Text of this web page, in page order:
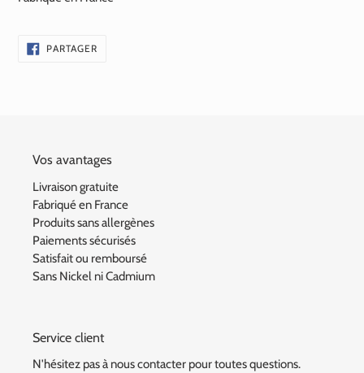
PARTAGERPARTAGER
SUR
Vos avantages
Livraison gratuite
Fabriqué en France
Produits sans allergènes
Paiements sécurisés
Satisfait ou remboursé
Sans Nickel ni Cadmium
Service client
N'hésitez pas à nous contacter pour toutes questions.